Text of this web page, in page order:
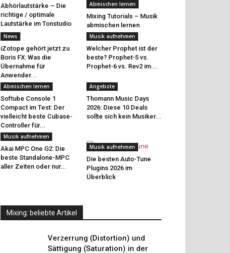
Abhörlautstärke – Die
richtige / optimale
Lautstärke im Tonstudio
Abmischen lernen
Mixing Tutorials – Musik
abmischen lernen
News
iZotope gehört jetzt zu
Boris FX: Was die
Übernahme für
Anwender...
Musik aufnehmen
Welcher Prophet ist der
beste? Prophet-5 vs.
Prophet-6 vs. Rev2 im...
Abmischen lernen
Softube Console 1
Compact im Test: Der
vielleicht beste Cubase-
Controller für...
Angebote
Thomann Music Days
2026: Diese 10 Deals
sollte sich kein Musiker...
Musik aufnehmen
Akai MPC One G2: Die
beste Standalone-MPC
aller Zeiten oder nur...
Musik aufnehmen
Die besten Auto-Tune
Plugins 2026 im
Überblick
Mixing: beliebte Artikel
Verzerrung (Distortion) und
Sättigung (Saturation) in der